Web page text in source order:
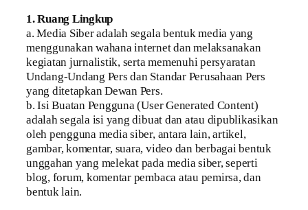
1. Ruang Lingkup
a. Media Siber adalah segala bentuk media yang
menggunakan wahana internet dan melaksanakan
kegiatan jurnalistik, serta memenuhi persyaratan
Undang-Undang Pers dan Standar Perusahaan Pers
yang ditetapkan Dewan Pers.
b. Isi Buatan Pengguna (User Generated Content)
adalah segala isi yang dibuat dan atau dipublikasikan
oleh pengguna media siber, antara lain, artikel,
gambar, komentar, suara, video dan berbagai bentuk
unggahan yang melekat pada media siber, seperti
blog, forum, komentar pembaca atau pemirsa, dan
bentuk lain.